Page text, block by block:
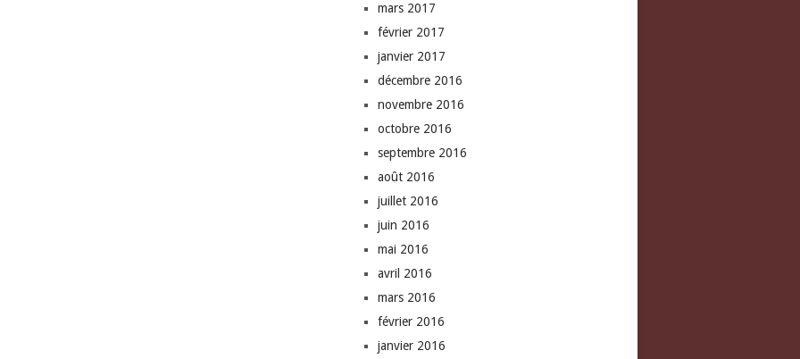
mars 2017
février 2017
janvier 2017
décembre 2016
novembre 2016
octobre 2016
septembre 2016
août 2016
juillet 2016
juin 2016
mai 2016
avril 2016
mars 2016
février 2016
janvier 2016